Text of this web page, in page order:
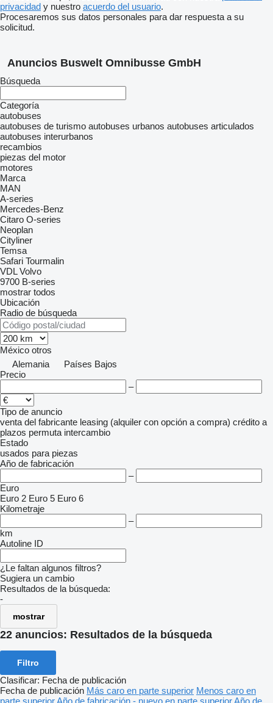
privacidad y nuestro acuerdo del usuario.
Procesaremos sus datos personales para dar respuesta a su
solicitud.
Anuncios Buswelt Omnibusse GmbH
Búsqueda
Categoría
autobuses
autobuses de turismo autobuses urbanos autobuses articulados
autobuses interurbanos
recambios
piezas del motor
motores
Marca
MAN
A-series
Mercedes-Benz
Citaro O-series
Neoplan
Cityliner
Temsa
Safari Tourmalin
VDL Volvo
9700 B-series
mostrar todos
Ubicación
Radio de búsqueda
México otros
Alemania
Países Bajos
Precio
–
Tipo de anuncio
venta del fabricante leasing (alquiler con opción a compra) crédito a
plazos permuta intercambio
Estado
usados para piezas
Año de fabricación
–
Euro
Euro 2 Euro 5 Euro 6
Kilometraje
–
km
Autoline ID
¿Le faltan algunos filtros?
Sugiera un cambio
Resultados de la búsqueda:
-
mostrar
22 anuncios: Resultados de la búsqueda
Filtro
Clasificar: Fecha de publicación
Fecha de publicación Más caro en parte superior Menos caro en
parte superior Año de fabricación - nuevo en parte superior Año de